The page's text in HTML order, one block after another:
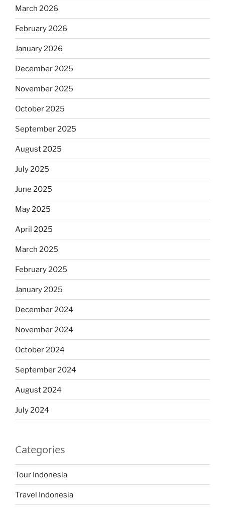
March 2026
February 2026
January 2026
December 2025
November 2025
October 2025
September 2025
August 2025
July 2025
June 2025
May 2025
April 2025
March 2025
February 2025
January 2025
December 2024
November 2024
October 2024
September 2024
August 2024
July 2024
Categories
Tour Indonesia
Travel Indonesia